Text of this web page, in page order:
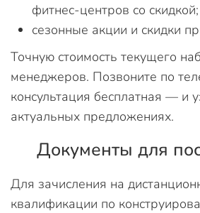
фитнес-центров со скидкой;
сезонные акции и скидки
Точную стоимость текущего
менеджеров. Позвоните по
консультация бесплатная — и
актуальных предложениях.
Документы для
Для зачисления на
квалификации по